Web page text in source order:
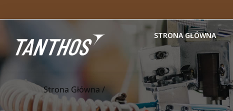
STRONA GŁÓWNA
Strona Główna /